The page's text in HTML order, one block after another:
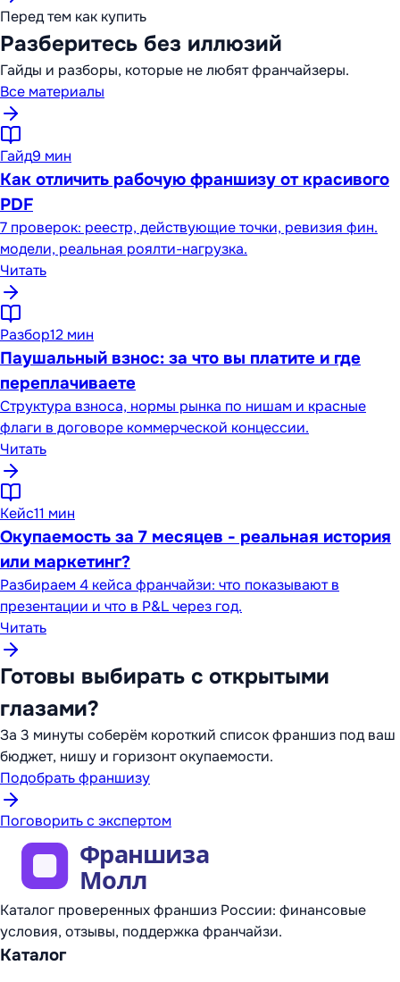
Перед тем как купить
Разберитесь без иллюзий
Гайды и разборы, которые не любят франчайзеры.
Все материалы
Гайд9 мин
Как отличить рабочую франшизу от красивого
PDF
7 проверок: реестр, действующие точки, ревизия фин.
модели, реальная роялти-нагрузка.
Читать
Разбор12 мин
Паушальный взнос: за что вы платите и где
переплачиваете
Структура взноса, нормы рынка по нишам и красные
флаги в договоре коммерческой концессии.
Читать
Кейс11 мин
Окупаемость за 7 месяцев - реальная история
или маркетинг?
Разбираем 4 кейса франчайзи: что показывают в
презентации и что в P&L через год.
Читать
Готовы выбирать с открытыми
глазами?
За 3 минуты соберём короткий список франшиз под ваш
бюджет, нишу и горизонт окупаемости.
Подобрать франшизу
Поговорить с экспертом
Каталог проверенных франшиз России: финансовые
условия, отзывы, поддержка франчайзи.
Каталог